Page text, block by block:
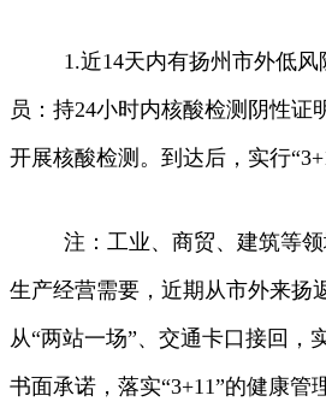
1.近14天内有扬州市外低风
员：持24小时内核酸检测阴性证
开展核酸检测。到达后，实行
注：工业、商贸、建筑等领
生产经营需要，近期从市外来扬
从“两站一场”、交通卡口接回，
书面承诺，落实“3+11”的健康管